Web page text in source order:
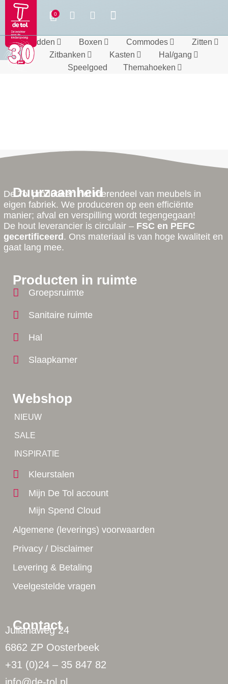
Bedden Boxen Commodes
Zitten
Zitbanken
Kasten
Hal/gang
Speelgoed
Themahoeken
Contact
Julianaweg 24
6862 ZP Oosterbeek
+31 (0)24 – 35 847 82
Webshop
NIEUW
SALE
INSPIRATIE
Kleurstalen
Mijn De Tol account
Mijn Spend Cloud
Algemene (leverings) voorwaarden
Privacy / Disclaimer
Levering & Betaling
Veelgestelde vragen
Producten in ruimte
Groepsruimte
Sanitaire ruimte
Hal
Slaapkamer
Duurzaamheid
De Tol produceert het merendeel van meubels in
eigen fabriek. We produceren op een efficiënte
manier; afval en verspilling wordt tegengegaan!
De hout leverancier is circulair – FSC en PEFC
gecertificeerd . Ons materiaal is van hoge kwaliteit en
gaat lang mee.